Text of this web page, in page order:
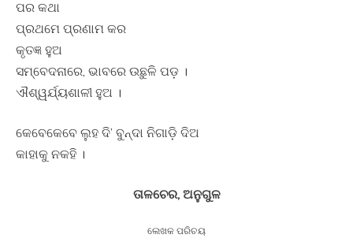
ପର କଥା
ପ୍ରଥମେ ପ୍ରଣାମ କର
କୃତଜ୍ଞ ହୁଅ
ସମ୍ବେଦନାରେ, ଭାବରେ ଉଛୁଳି ପଡ଼ ।
ଐଶ୍ୱର୍ଯ୍ୟଶାଳୀ ହୁଅ ।
କେବେକେବେ ଲୁହ ଦି’ ବୁନ୍ଦା ନିଗାଡ଼ି ଦିଅ
କାହାକୁ ନକହି ।
ତାଳଚେର, ଅନୁଗୁଳ
ଲେଖକ ପରିଚୟ